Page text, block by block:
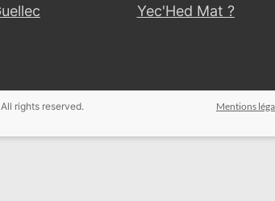
Yec'Hed Mat ?
All rights reserved.
Mentions